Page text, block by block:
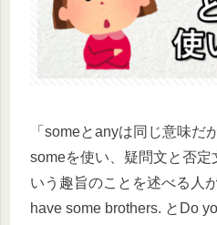
「someとanyは同じ意味だ
someを使い、疑問文と否定
いう趣旨のことを述べる人
have some brothers. とDo